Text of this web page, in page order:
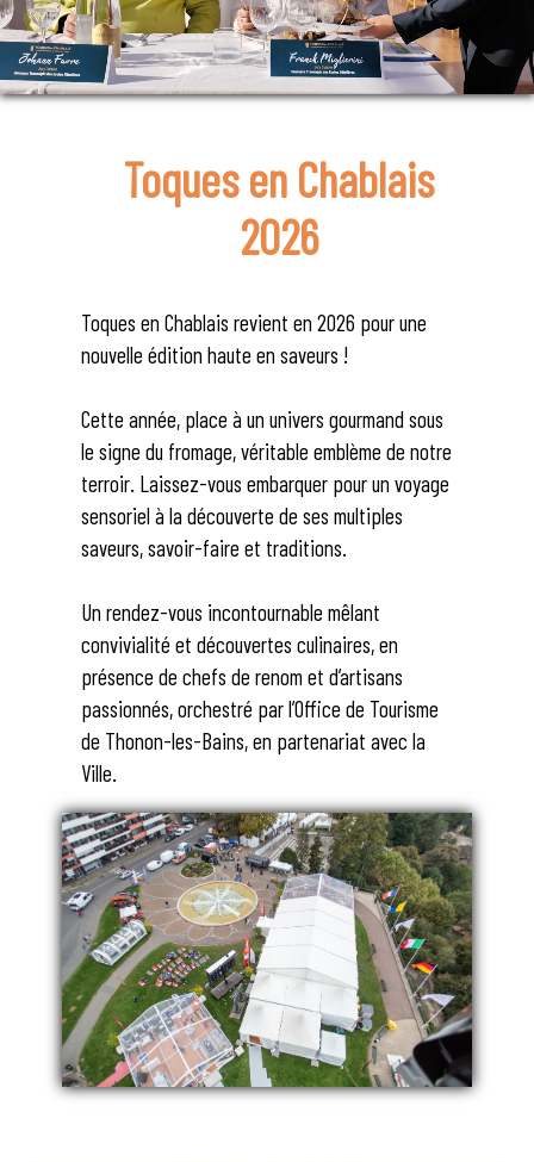
Toques en Chablais
2026
Toques en Chablais revient en 2026 pour une
nouvelle édition haute en saveurs !
Cette année, place à un univers gourmand sous
le signe du fromage, véritable emblème de notre
terroir. Laissez-vous embarquer pour un voyage
sensoriel à la découverte de ses multiples
saveurs, savoir-faire et traditions.
Un rendez-vous incontournable mêlant
convivialité et découvertes culinaires, en
présence de chefs de renom et d’artisans
passionnés, orchestré par l’Office de Tourisme
de Thonon-les-Bains, en partenariat avec la
Ville.